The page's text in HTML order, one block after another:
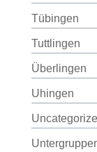
Tübingen
Tuttlingen
Überlingen
Uhingen